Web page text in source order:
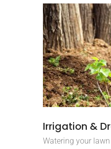
Irrigation &
Watering your